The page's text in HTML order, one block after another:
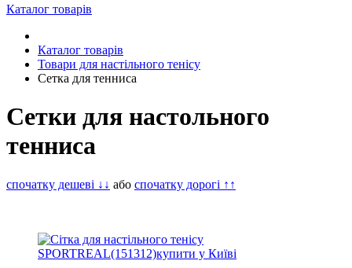
Каталог товарів
Каталог товарів
Товари для настільного тенісу
Сетка для тенниса
Сетки для настольного
тенниса
спочатку дешеві ↓↓ або спочатку дорогі ↑↑